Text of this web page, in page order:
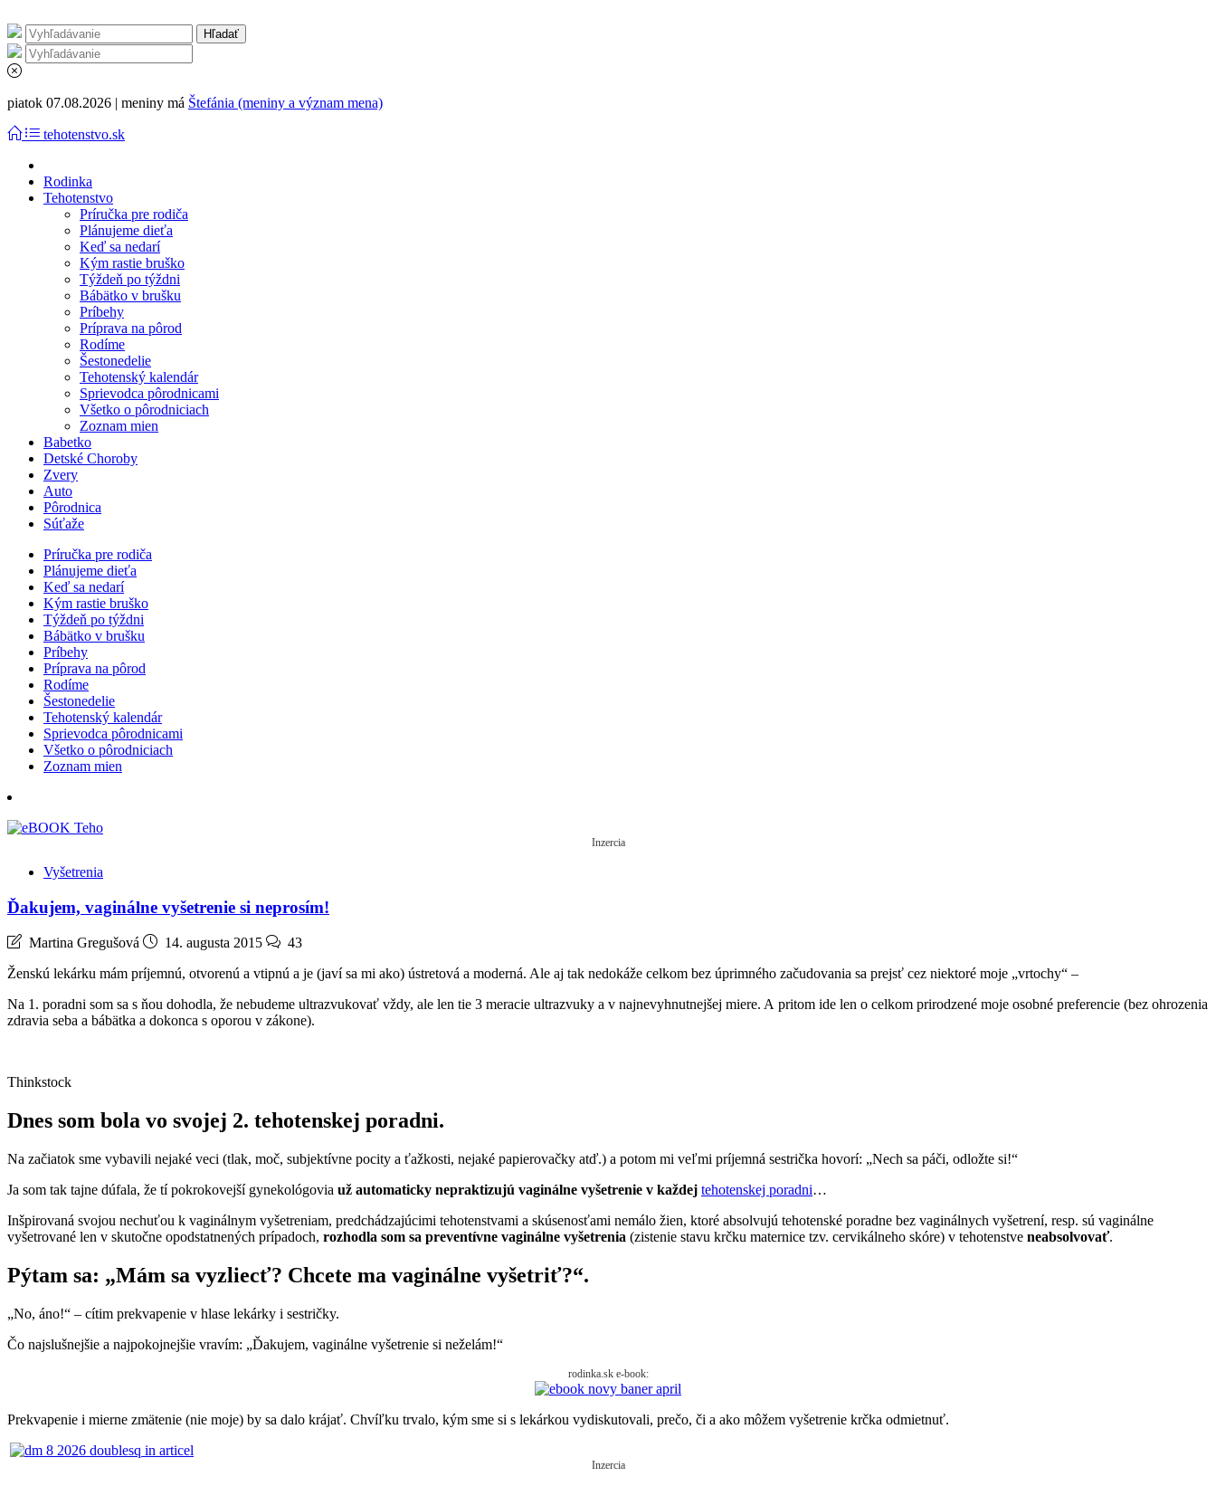
piatok 07.08.2026 | meniny má Štefánia (meniny a význam mena)
tehotenstvo.sk
Rodinka
Tehotenstvo
Príručka pre rodiča
Plánujeme dieťa
Keď sa nedarí
Kým rastie bruško
Týždeň po týždni
Bábätko v brušku
Príbehy
Príprava na pôrod
Rodíme
Šestonedelie
Tehotenský kalendár
Sprievodca pôrodnicami
Všetko o pôrodniciach
Zoznam mien
Babetko
Detské Choroby
Zvery
Auto
Pôrodnica
Súťaže
Príručka pre rodiča
Plánujeme dieťa
Keď sa nedarí
Kým rastie bruško
Týždeň po týždni
Bábätko v brušku
Príbehy
Príprava na pôrod
Rodíme
Šestonedelie
Tehotenský kalendár
Sprievodca pôrodnicami
Všetko o pôrodniciach
Zoznam mien
Inzercia
Vyšetrenia
Ďakujem, vaginálne vyšetrenie si neprosím!
Martina Gregušová 14. augusta 2015
43
Ženskú lekárku mám príjemnú, otvorenú a vtipnú a je (javí sa mi ako) ústretová a moderná. Ale aj tak nedokáže celkom bez úprimného začudovania sa prejsť cez niektoré moje „vrtochy“ –
Na 1. poradni som sa s ňou dohodla, že nebudeme ultrazvukovať vždy, ale len tie 3 meracie ultrazvuky a v najnevyhnutnejšej miere. A pritom ide len o celkom prirodzené moje osobné preferencie (bez ohrozenia
zdravia seba a bábätka a dokonca s oporou v zákone).
Thinkstock
Dnes som bola vo svojej 2. tehotenskej poradni.
Na začiatok sme vybavili nejaké veci (tlak, moč, subjektívne pocity a ťažkosti, nejaké papierovačky atď.) a potom mi veľmi príjemná sestrička hovorí: „Nech sa páči, odložte si!“
Ja som tak tajne dúfala, že tí pokrokovejší gynekológovia už automaticky nepraktizujú vaginálne vyšetrenie v každej tehotenskej poradni…
Inšpirovaná svojou nechuťou k vaginálnym vyšetreniam, predchádzajúcimi tehotenstvami a skúsenosťami nemálo žien, ktoré absolvujú tehotenské poradne bez vaginálnych vyšetrení, resp. sú vaginálne
vyšetrované len v skutočne opodstatnených prípadoch, rozhodla som sa preventívne vaginálne vyšetrenia (zistenie stavu krčku maternice tzv. cervikálneho skóre) v tehotenstve neabsolvovať.
Pýtam sa: „Mám sa vyzliecť? Chcete ma vaginálne vyšetriť?“.
„No, áno!“ – cítim prekvapenie v hlase lekárky i sestričky.
Čo najslušnejšie a najpokojnejšie vravím: „Ďakujem, vaginálne vyšetrenie si neželám!“
rodinka.sk e-book:
Prekvapenie i mierne zmätenie (nie moje) by sa dalo krájať. Chvíľku trvalo, kým sme si s lekárkou vydiskutovali, prečo, či a ako môžem vyšetrenie krčka odmietnuť.
Inzercia